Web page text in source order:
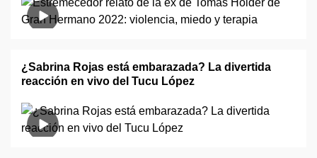
¿Sabrina Rojas está embarazada? La divertida
reacción en vivo del Tucu López